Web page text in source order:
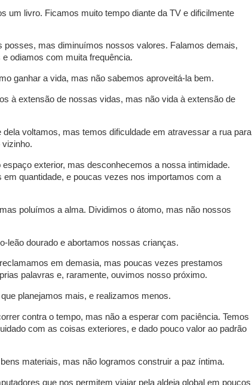
um livro. Ficamos muito tempo diante da TV e dificilmente
posses, mas diminuímos nossos valores. Falamos demais,
odiamos com muita frequência.
ganhar a vida, mas não sabemos aproveitá-la bem.
à extensão de nossas vidas, mas não vida à extensão de
dela voltamos, mas temos dificuldade em atravessar a rua para
exterior, mas desconhecemos a nossa intimidade.
em quantidade, e poucas vezes nos importamos com a
poluímos a alma. Dividimos o átomo, mas não nossos
leão dourado e abortamos nossas crianças.
em demasia, mas poucas vezes prestamos
palavras e, raramente, ouvimos nosso próximo.
planejamos mais, e realizamos menos.
contra o tempo, mas não a esperar com paciência. Temos
com as coisas exteriores, e dado pouco valor ao padrão
materiais, mas não logramos construir a paz íntima.
que nos permitem viajar pela aldeia global em poucos